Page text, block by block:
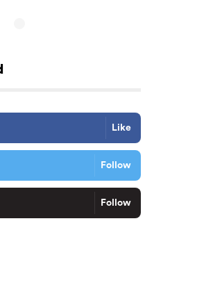
Like
Follow
Follow